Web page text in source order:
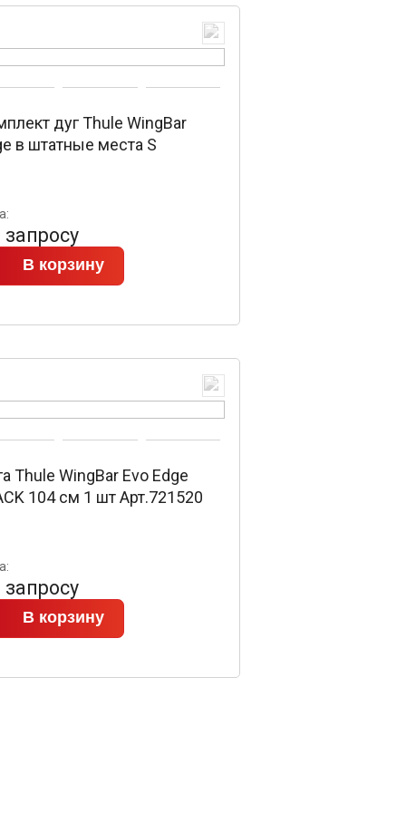
дуг Thule WingBar
в штатные места S
В корзину
Thule WingBar Evo Edge
104 см 1 шт Арт.721520
В корзину